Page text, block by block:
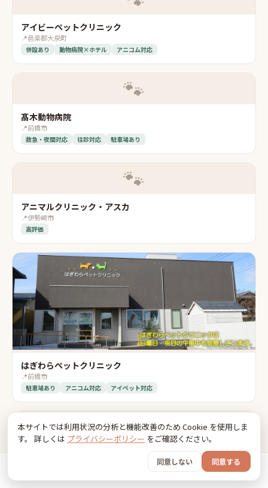
アイビーペットクリニック
📍邑楽郡大泉町
併設あり 動物病院×ホテル アニコム対応
🐾
髙木動物病院
📍前橋市
救急・夜間対応 往診対応 駐車場あり
🐾
アニマルクリニック・アスカ
📍伊勢崎市
高評価
はぎわらペットクリニック
📍前橋市
駐車場あり アニコム対応 アイペット対応
🐾
本サイトでは利用状況の分析と機能改善のため Cookie を使用しま
す。 詳しくは プライバシーポリシー をご確認ください。
同意しない 同意する